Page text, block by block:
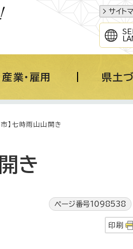
サイト
産業・雇用 県土
】七時雨山山開き
き
ページ番号1098538
印刷